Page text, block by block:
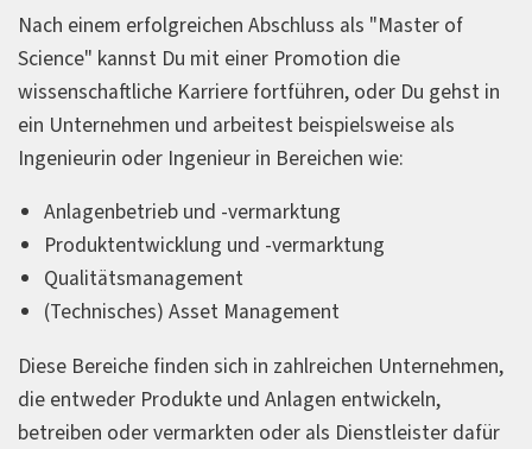
Nach einem erfolgreichen Abschluss als "Master of
Science" kannst Du mit einer Promotion die
wissenschaftliche Karriere fortführen, oder Du gehst in
ein Unternehmen und arbeitest beispielsweise als
Ingenieurin oder Ingenieur in Bereichen wie:
Anlagenbetrieb und -vermarktung
Produktentwicklung und -vermarktung
Qualitätsmanagement
(Technisches) Asset Management
Diese Bereiche finden sich in zahlreichen Unternehmen,
die entweder Produkte und Anlagen entwickeln,
betreiben oder vermarkten oder als Dienstleister dafür